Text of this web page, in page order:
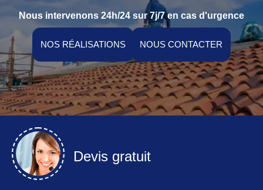
Nous intervenons 24h/24 sur 7j/7 en cas d'urgence
NOS RÉALISATIONS NOUS CONTACTER
Devis gratuit